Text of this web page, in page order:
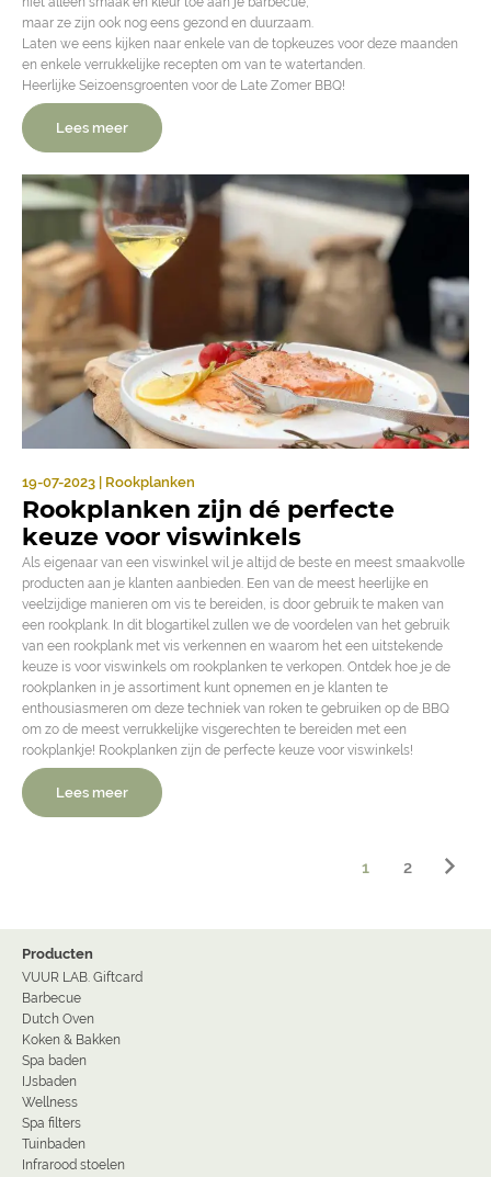
maar ze zijn ook nog eens gezond en duurzaam.
Laten we eens kijken naar enkele van de topkeuzes voor deze maanden
en enkele verrukkelijke recepten om van te watertanden.
Heerlijke Seizoensgroenten voor de Late Zomer BBQ!
Lees meer
19-07-2023 | Rookplanken
Rookplanken zijn dé perfecte
keuze voor viswinkels
Als eigenaar van een viswinkel wil je altijd de beste en meest smaakvolle
producten aan je klanten aanbieden. Een van de meest heerlijke en
veelzijdige manieren om vis te bereiden, is door gebruik te maken van
een rookplank. In dit blogartikel zullen we de voordelen van het gebruik
van een rookplank met vis verkennen en waarom het een uitstekende
keuze is voor viswinkels om rookplanken te verkopen. Ontdek hoe je de
rookplanken in je assortiment kunt opnemen en je klanten te
enthousiasmeren om deze techniek van roken te gebruiken op de BBQ
om zo de meest verrukkelijke visgerechten te bereiden met een
rookplankje! Rookplanken zijn de perfecte keuze voor viswinkels!
Lees meer
1 2
Producten
VUUR LAB. Giftcard
Barbecue
Dutch Oven
Koken & Bakken
Spa baden
IJsbaden
Wellness
Spa filters
Tuinbaden
Infrarood stoelen